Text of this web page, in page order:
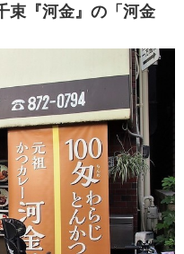
束『河金』の「河金